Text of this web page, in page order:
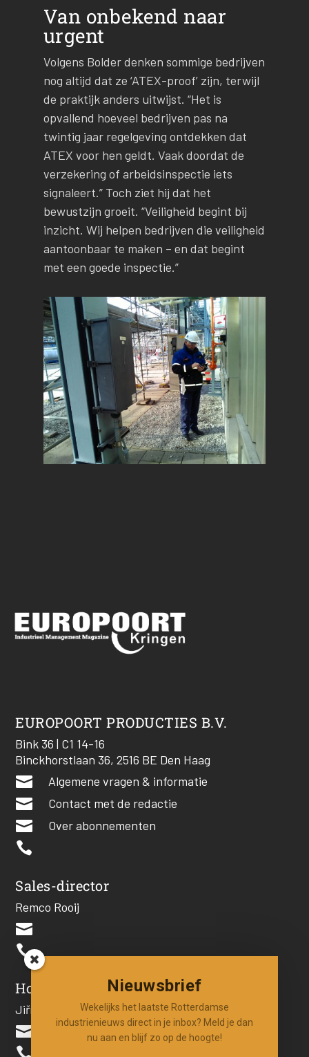
Van onbekend naar
urgent
Volgens Bolder denken sommige bedrijven
nog altijd dat ze ‘ATEX-proof’ zijn, terwijl
de praktijk anders uitwijst. “Het is
opvallend hoeveel bedrijven pas na
twintig jaar regelgeving ontdekken dat
ATEX voor hen geldt. Vaak doordat de
verzekering of arbeidsinspectie iets
signaleert.” Toch ziet hij dat het
bewustzijn groeit. “Veiligheid begint bij
inzicht. Wij helpen bedrijven die veiligheid
aantoonbaar te maken – en dat begint
met een goede inspectie.”
EUROPOORT PRODUCTIES B.V.
Bink 36 | C1 14-16
Binckhorstlaan 36, 2516 BE Den Haag
 Algemene vragen & informatie
 Contact met de redactie
 Over abonnementen

Sales-director
Remco Rooij


Hoofdredacteur
Jiří Hartog


Nieuwsbrief
Wekelijks het laatste Rotterdamse
industrienieuws direct in je inbox? Meld je dan
nu aan en blijf zo op de hoogte!